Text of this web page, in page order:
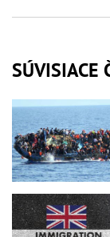
SÚVISIACE